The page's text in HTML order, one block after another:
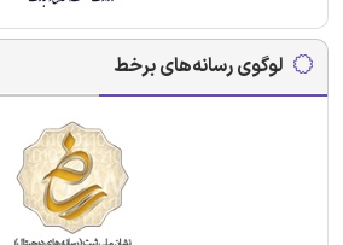
لوگوی رسانه‌های برخط